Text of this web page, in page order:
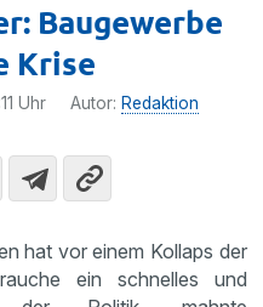
Baugewerbe
Krise
Uhr Autor: Redaktion
hat vor einem Kollaps der
ein schnelles und